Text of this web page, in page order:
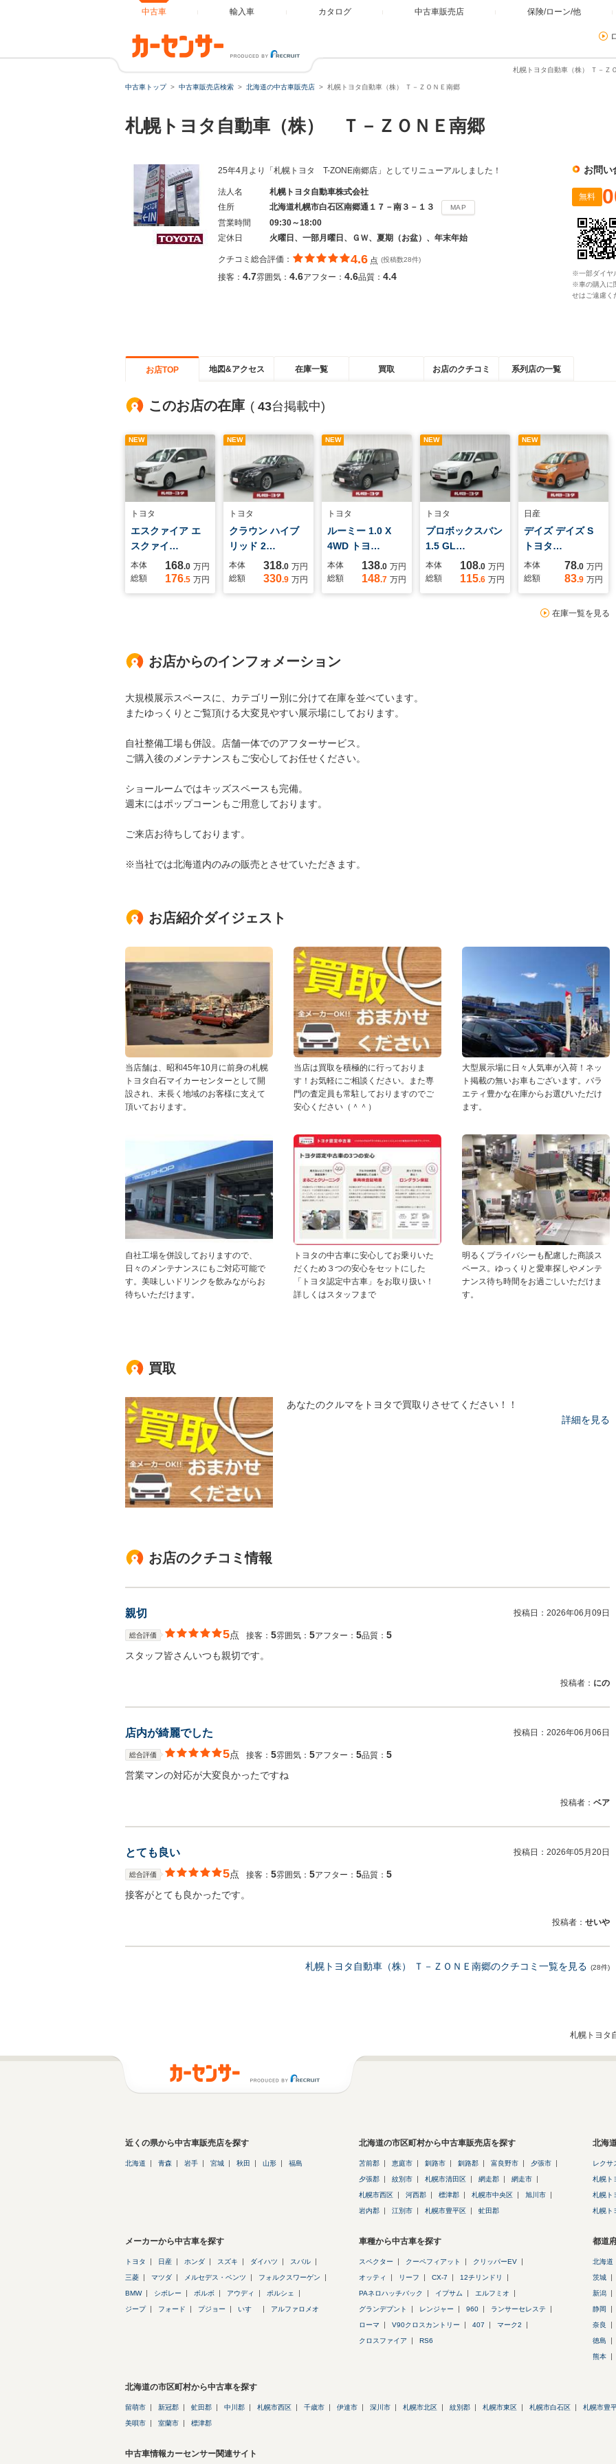
中古車 輸入車 カタログ 中古車販売店 保険/ローン/他
札幌トヨタ自動車（株） Ｔ－Ｚ
中古車トップ 中古車販売店検索 北海道の中古車販売店 札幌トヨタ自動車（株） Ｔ－ＺＯＮＥ南郷
札幌トヨタ自動車（株） Ｔ－ＺＯＮＥ南郷
25年4月より「札幌トヨタ T-ZONE南郷店」としてリニューアルしました！
法人名
札幌トヨタ自動車株式会社
住所
北海道札幌市白石区南郷通１７－南３－１３ MAP
営業時間
09:30～18:00
定休日
火曜日、一部月曜日、ＧＷ、夏期（お盆）、年末年始
クチコミ総合評価： 4.6 点 (投稿数28件)
接客： 4.7雰囲気： 4.6アフター： 4.6品質： 4.4
お問い
無料
※一部ダイヤ
※車の購入に
せはご遠慮く
お店TOP 地図&アクセス 在庫一覧 買取 お店のクチコミ 系列店の一覧
このお店の在庫 ( 43台掲載中)
NEW
トヨタ
エスクァイア エ
スクァイ…
本体 168.0 万円
総額
176.5 万円
NEW
トヨタ
クラウン ハイブ
リッド 2…
本体 318.0 万円
総額
330.9 万円
NEW
トヨタ
ルーミー 1.0 X
4WD トヨ…
本体 138.0 万円
総額
148.7 万円
NEW
トヨタ
プロボックスバン
1.5 GL…
本体 108.0 万円
総額
115.6 万円
NEW
日産
デイズ デイズ S
トヨタ…
本体 78.0 万円
総額
83.9 万円
在庫一覧を見る
お店からのインフォメーション
大規模展示スペースに、カテゴリー別に分けて在庫を並べています。
またゆっくりとご覧頂ける大変見やすい展示場にしております。
自社整備工場も併設。店舗一体でのアフターサービス。
ご購入後のメンテナンスもご安心してお任せください。
ショールームではキッズスペースも完備。
週末にはポップコーンもご用意しております。
ご来店お待ちしております。
※当社では北海道内のみの販売とさせていただきます。
お店紹介ダイジェスト
当店舗は、昭和45年10月に前身の札幌
トヨタ白石マイカーセンターとして開
設され、末長く地域のお客様に支えて
頂いております。
当店は買取を積極的に行っておりま
す！お気軽にご相談ください。また専
門の査定員も常駐しておりますのでご
安心ください（＾＾）
大型展示場に日々人気車が入荷！ネッ
ト掲載の無いお車もございます。バラ
エティ豊かな在庫からお選びいただけ
ます。
自社工場を併設しておりますので、
日々のメンテナンスにもご対応可能で
す。美味しいドリンクを飲みながらお
待ちいただけます。
トヨタの中古車に安心してお乗りいた
だくため３つの安心をセットにした
「トヨタ認定中古車」をお取り扱い！
詳しくはスタッフまで
明るくプライバシーも配慮した商談ス
ペース。ゆっくりと愛車探しやメンテ
ナンス待ち時間をお過ごしいただけま
す。
買取
あなたのクルマをトヨタで買取りさせてください！！
詳細を見る
お店のクチコミ情報
親切 投稿日： 2026年06月09日
総合評価 5点 接客： 5雰囲気： 5アフター： 5品質： 5
スタッフ皆さんいつも親切です。
投稿者： にの
店内が綺麗でした 投稿日： 2026年06月06日
総合評価 5点 接客： 5雰囲気： 5アフター： 5品質： 5
営業マンの対応が大変良かったですね
投稿者： ベア
とても良い 投稿日： 2026年05月20日
総合評価 5点 接客： 5雰囲気： 5アフター： 5品質： 5
接客がとても良かったです。
投稿者： せいや
札幌トヨタ自動車（株） Ｔ－ＺＯＮＥ南郷のクチコミ一覧を見る (28件)
札幌トヨタ
近くの県から中古車販売店を探す
北海道 青森 岩手 宮城 秋田 山形 福島
北海道の市区町村から中古車販売店を探す
苫前郡 恵庭市 釧路市 釧路郡 富良野市 夕張市
夕張郡 紋別市 札幌市清田区 網走郡 網走市
札幌市西区 河西郡 標津郡 札幌市中央区 旭川市
岩内郡 江別市 札幌市豊平区 虻田郡
北海
レクサ
札幌ト
札幌ト
札幌ト
メーカーから中古車を探す
トヨタ 日産 ホンダ スズキ ダイハツ スバル
三菱 マツダ メルセデス・ベンツ フォルクスワーゲン
BMW シボレー ボルボ アウディ ポルシェ
ジープ フォード プジョー いすゞ アルファロメオ
車種から中古車を探す
スペクター クーペフィアット クリッパーEV
オッティ リーフ CX-7 12チリンドリ
PAネロハッチバック イプサム エルフミオ
グランデプント レンジャー 960 ランサーセレステ
ローマ V90クロスカントリー 407 マーク2
クロスファイア RS6
都道
北海道
茨城
新潟
静岡
奈良
徳島
熊本
北海道の市区町村から中古車を探す
留萌市 新冠郡 虻田郡 中川郡 札幌市西区 千歳市 伊達市 深川市 札幌市北区 紋別郡 札幌市東区 札幌市白石区 札幌市豊
美唄市 室蘭市 標津郡
中古車情報カーセンサー関連サイト